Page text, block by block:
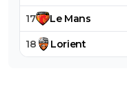
17 Le Mans
18 Lorient